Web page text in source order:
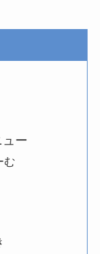
ー
む